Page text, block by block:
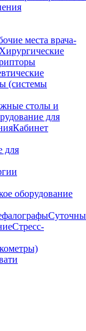
места врача-
Хирургические
(системы
столы и
для
Кабинет
для
оборудование
Стресс-